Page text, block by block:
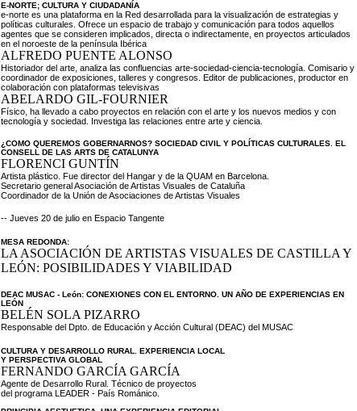
E-NORTE; CULTURA Y CIUDADANÍA
e-norte es una plataforma en la Red desarrollada para la visualización de estrategias y
políticas culturales. Ofrece un espacio de trabajo y comunicación para todos aquellos
agentes que se consideren implicados, directa o indirectamente, en proyectos articulados
en el noroeste de la península Ibérica
ALFREDO PUENTE ALONSO
Historiador del arte, analiza las confluencias arte-sociedad-ciencia-tecnología. Comisario y
coordinador de exposiciones, talleres y congresos. Editor de publicaciones, productor en
colaboración con plataformas televisivas
ABELARDO GIL-FOURNIER
Físico, ha llevado a cabo proyectos en relación con el arte y los nuevos medios y con
tecnología y sociedad. Investiga las relaciones entre arte y ciencia.
¿COMO QUEREMOS GOBERNARNOS? SOCIEDAD CIVIL Y POLÍTICAS CULTURALES. EL
CONSELL DE LAS ARTS DE CATALUNYA
FLORENCI GUNTÍN
Artista plástico. Fue director del Hangar y de la QUAM en Barcelona.
Secretario general Asociación de Artistas Visuales de Cataluña
Coordinador de la Unión de Asociaciones de Artistas Visuales
-- Jueves 20 de julio en Espacio Tangente
MESA REDONDA:
LA ASOCIACIÓN DE ARTISTAS VISUALES DE CASTILLA Y
LEÓN: POSIBILIDADES Y VIABILIDAD
DEAC MUSAC - León: CONEXIONES CON EL ENTORNO. UN AÑO DE EXPERIENCIAS EN
LEÓN
BELÉN SOLA PIZARRO
Responsable del Dpto. de Educación y Acción Cultural (DEAC) del MUSAC
CULTURA Y DESARROLLO RURAL. EXPERIENCIA LOCAL
Y PERSPECTIVA GLOBAL
FERNANDO GARCÍA GARCÍA
Agente de Desarrollo Rural. Técnico de proyectos
del programa LEADER - País Románico.